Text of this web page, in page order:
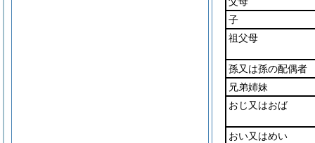
子
祖父母
孫又は孫の配偶者
兄弟姉妹
おじ又はおば
おい又はめい